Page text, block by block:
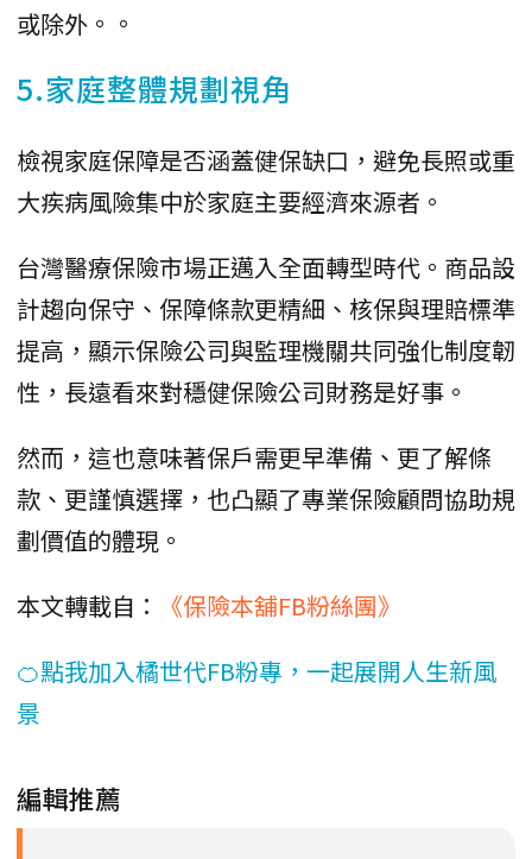
或除外。。
5.家庭整體規劃視角
檢視家庭保障是否涵蓋健保缺口，避免長照或重
大疾病風險集中於家庭主要經濟來源者。
台灣醫療保險市場正邁入全面轉型時代。商品設
計趨向保守、保障條款更精細、核保與理賠標準
提高，顯示保險公司與監理機關共同強化制度韌
性，長遠看來對穩健保險公司財務是好事。
然而，這也意味著保戶需更早準備、更了解條
款、更謹慎選擇，也凸顯了專業保險顧問協助規
劃價值的體現。
本文轉載自：
《保險本舖FB粉絲團》
🍊點我加入橘世代FB粉專，一起展開人生新風
景
編輯推薦